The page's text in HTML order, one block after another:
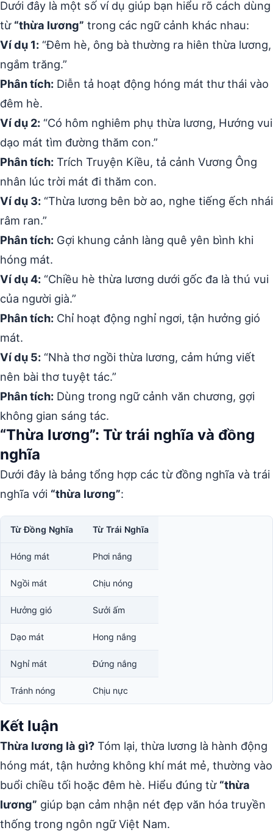
Dưới đây là một số ví dụ giúp bạn hiểu rõ cách dùng
từ “thừa lương” trong các ngữ cảnh khác nhau:
Ví dụ 1: “Đêm hè, ông bà thường ra hiên thừa lương,
ngắm trăng.”
Phân tích: Diễn tả hoạt động hóng mát thư thái vào
đêm hè.
Ví dụ 2: “Có hôm nghiêm phụ thừa lương, Hướng vui
dạo mát tìm đường thăm con.”
Phân tích: Trích Truyện Kiều, tả cảnh Vương Ông
nhân lúc trời mát đi thăm con.
Ví dụ 3: “Thừa lương bên bờ ao, nghe tiếng ếch nhái
râm ran.”
Phân tích: Gợi khung cảnh làng quê yên bình khi
hóng mát.
Ví dụ 4: “Chiều hè thừa lương dưới gốc đa là thú vui
của người già.”
Phân tích: Chỉ hoạt động nghỉ ngơi, tận hưởng gió
mát.
Ví dụ 5: “Nhà thơ ngồi thừa lương, cảm hứng viết
nên bài thơ tuyệt tác.”
Phân tích: Dùng trong ngữ cảnh văn chương, gợi
không gian sáng tác.
“Thừa lương”: Từ trái nghĩa và đồng
nghĩa
Dưới đây là bảng tổng hợp các từ đồng nghĩa và trái
nghĩa với “thừa lương”:
Từ Đồng Nghĩa Từ Trái Nghĩa
Hóng mát Phơi nắng
Ngồi mát Chịu nóng
Hưởng gió Sưởi ấm
Dạo mát Hong nắng
Nghỉ mát Đứng nắng
Tránh nóng Chịu nực
Kết luận
Thừa lương là gì? Tóm lại, thừa lương là hành động
hóng mát, tận hưởng không khí mát mẻ, thường vào
buổi chiều tối hoặc đêm hè. Hiểu đúng từ “thừa
lương” giúp bạn cảm nhận nét đẹp văn hóa truyền
thống trong ngôn ngữ Việt Nam.